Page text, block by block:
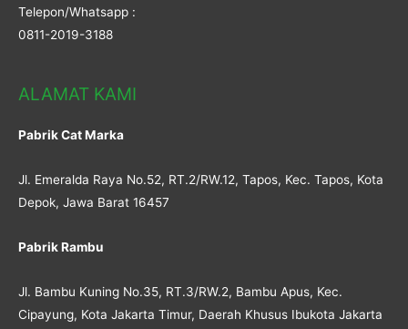
Telepon/Whatsapp :
0811-2019-3188
ALAMAT KAMI
Pabrik Cat Marka
Jl. Emeralda Raya No.52, RT.2/RW.12, Tapos, Kec. Tapos, Kota
Depok, Jawa Barat 16457
Pabrik Rambu
Jl. Bambu Kuning No.35, RT.3/RW.2, Bambu Apus, Kec.
Cipayung, Kota Jakarta Timur, Daerah Khusus Ibukota Jakarta